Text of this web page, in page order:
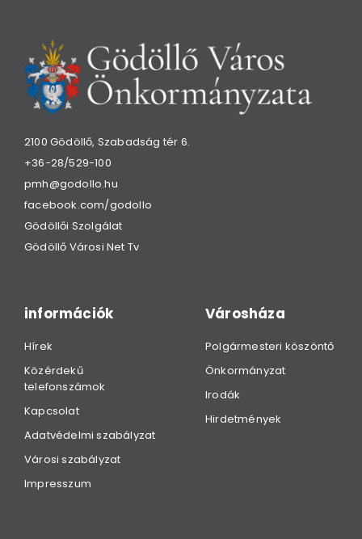
2100 Gödöllő, Szabadság tér 6.
+36-28/529-100
pmh@godollo.hu
facebook.com/godollo
Gödöllői Szolgálat
Gödöllő Városi Net Tv
információk
Hírek
Közérdekű
telefonszámok
Kapcsolat
Adatvédelmi szabályzat
Városi szabályzat
Impresszum
Városháza
Polgármesteri köszöntő
Önkormányzat
Irodák
Hirdetmények